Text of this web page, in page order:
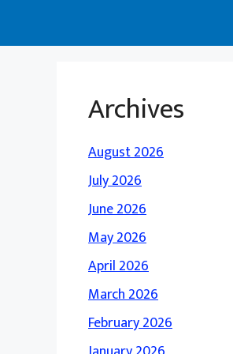
Archives
August 2026
July 2026
June 2026
May 2026
April 2026
March 2026
February 2026